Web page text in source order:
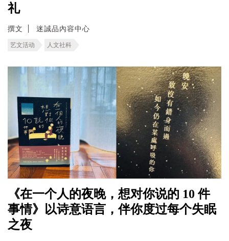
礼
撰文 迷誠品內容中心
艺文活动 人文社科
《在一个人的夜晚，想对你说的 10 件
事情》以诗意语言，伴你度过每个失眠
之夜